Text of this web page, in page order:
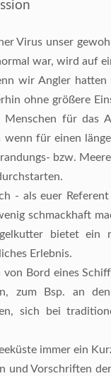
Virus unser
war, wird auf
wir Angler
ohne größere
für das
wenn für einen
bzw.
- als euer
schmackhaft
bietet ein
Erlebnis.
von Bord eines
zum Bsp. an
sich bei
immer ein
und Vorschriften